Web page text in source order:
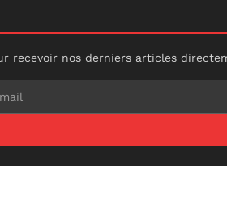
recevoir nos derniers articles